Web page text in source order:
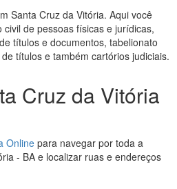
Santa Cruz da Vitória. Aqui você
de pessoas físicas e jurídicas,
títulos e documentos, tabelionato
títulos e também cartórios judiciais.
Cruz da Vitória
Online para navegar por toda a
- BA e localizar ruas e endereços